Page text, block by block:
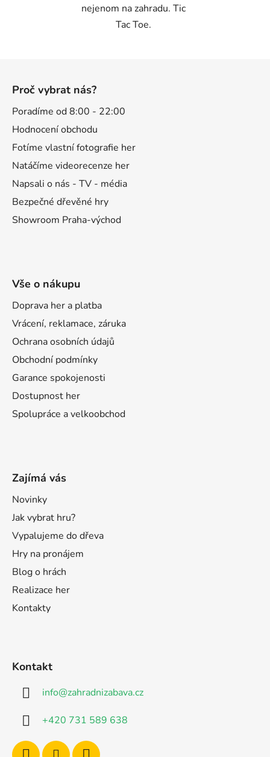
nejenom na zahradu. Tic
Tac Toe.
Proč vybrat nás?
Poradíme od 8:00 - 22:00
Hodnocení obchodu
Fotíme vlastní fotografie her
Natáčíme videorecenze her
Napsali o nás - TV - média
Bezpečné dřevěné hry
Showroom Praha-východ
Vše o nákupu
Doprava her a platba
Vrácení, reklamace, záruka
Ochrana osobních údajů
Obchodní podmínky
Garance spokojenosti
Dostupnost her
Spolupráce a velkoobchod
Zajímá vás
Novinky
Jak vybrat hru?
Vypalujeme do dřeva
Hry na pronájem
Blog o hrách
Realizace her
Kontakty
Kontakt
info@zahradnizabava.cz
+420 731 589 638